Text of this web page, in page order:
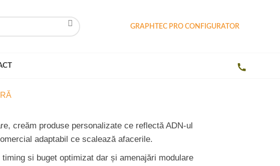
GRAPHTEC PRO CONFIGURATOR
creăm produse personalizate ce reflectă ADN-ul
adaptabil ce scalează afacerile.
si buget optimizat dar și amenajări modulare